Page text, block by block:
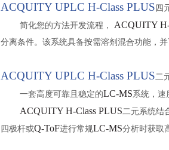
ACQUITY UPLC H-Class PLUS 四
简化您的方法开发流程，
ACQUITY
分离条件。 该系统具备按需溶剂混合功能，
ACQUITY UPLC H-Class PLUS二
一套高度可靠且稳定的LC-MS系统，速
ACQUITY H-Class PLUS二元系统结
四极杆或Q-ToF进行常规LC-MS分析时获取